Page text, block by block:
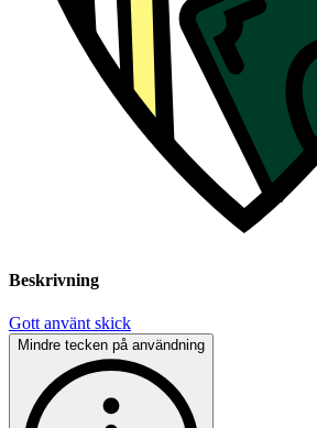
Beskrivning
Gott använt skick
Mindre tecken på användning